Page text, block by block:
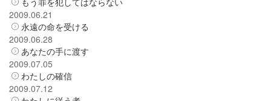
2009.06.21
永遠の命を受ける
2009.06.28
あなたの手に渡す
2009.07.05
わたしの確信
2009.07.12